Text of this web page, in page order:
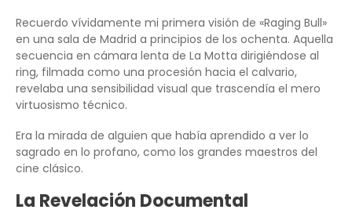
Recuerdo vívidamente mi primera visión de «Raging Bull»
en una sala de Madrid a principios de los ochenta. Aquella
secuencia en cámara lenta de La Motta dirigiéndose al
ring, filmada como una procesión hacia el calvario,
revelaba una sensibilidad visual que trascendía el mero
virtuosismo técnico.
Era la mirada de alguien que había aprendido a ver lo
sagrado en lo profano, como los grandes maestros del
cine clásico.
La Revelación Documental